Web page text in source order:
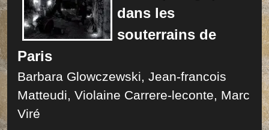
dans les
souterrains de
Paris
Barbara Glowczewski, Jean-francois
Matteudi, Violaine Carrere-leconte, Marc
Viré